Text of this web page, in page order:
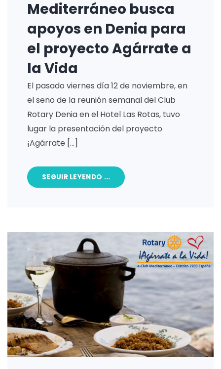
Mediterráneo busca
apoyos en Denia para
el proyecto Agárrate a
la Vida
El pasado viernes día 12 de noviembre, en
el seno de la reunión semanal del Club
Rotary Denia en el Hotel Las Rotas, tuvo
lugar la presentación del proyecto
¡Agárrate […]
SEGUIR LEYENDO ...